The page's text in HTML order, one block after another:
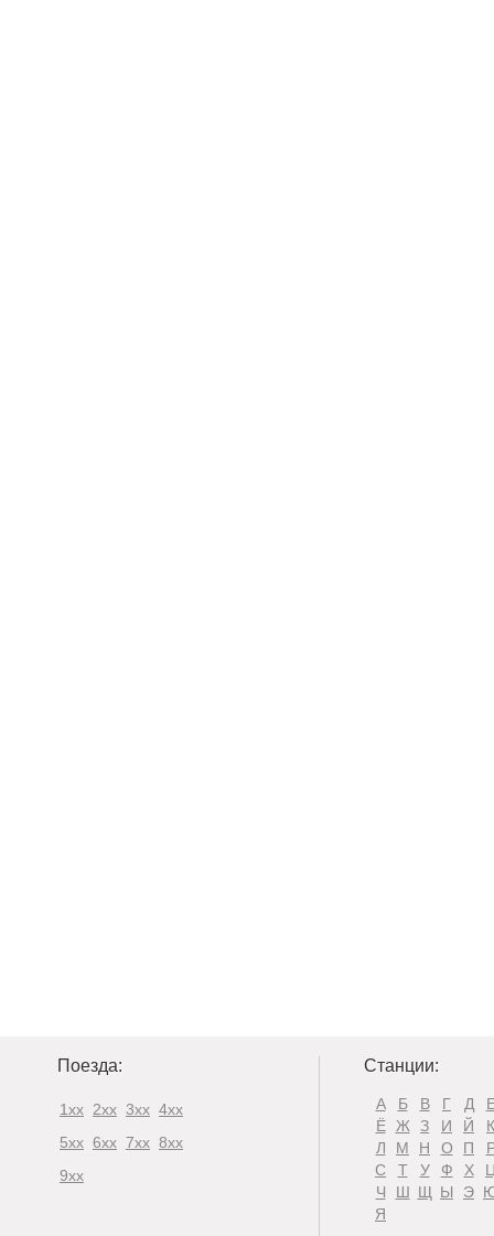
Поезда:
1xx 2xx 3xx 4xx
5xx 6xx 7xx 8xx
9xx
Станции:
А Б В Г Д
Ё
Ж З И Й
К
Л
М Н О П
С
Т У Ф Х
Ч
Ш Щ Ы Э
Я